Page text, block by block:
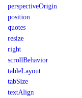
perspectiveOrigin
position
quotes
resize
right
scrollBehavior
tableLayout
tabSize
textAlign